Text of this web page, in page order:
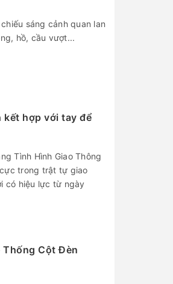
sáng cảnh quan lan
hồ, cầu vượt...
kết hợp với tay để
Tình Hình Giao Thông
trong trật tự giao
có hiệu lực từ ngày
Thống Cột Đèn